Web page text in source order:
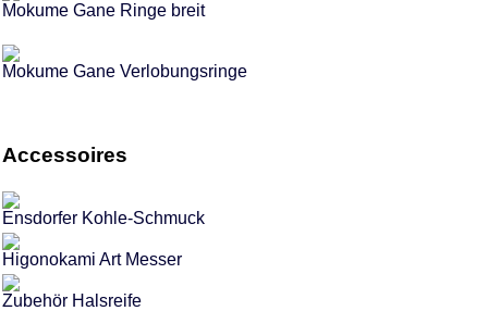
Mokume Gane Ringe breit
Mokume Gane Verlobungsringe
Accessoires
Ensdorfer Kohle-Schmuck
Higonokami Art Messer
Zubehör Halsreife